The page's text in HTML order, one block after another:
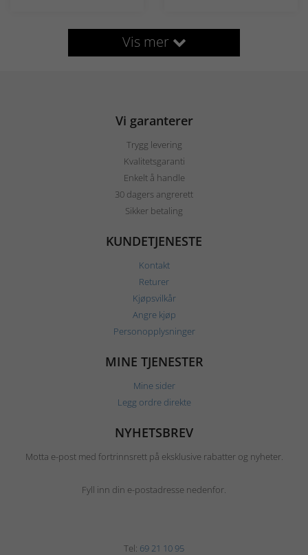
Vis mer
Vi garanterer
Trygg levering
Kvalitetsgaranti
Enkelt å handle
30 dagers angrerett
Sikker betaling
KUNDETJENESTE
Kontakt
Returer
Kjøpsvilkår
Angre kjøp
Personopplysninger
MINE TJENESTER
Mine sider
Legg ordre direkte
NYHETSBREV
Motta e-post med fortrinnsrett på eksklusive rabatter og nyheter.
Fyll inn din e-postadresse nedenfor.
Tel: 69 21 10 95